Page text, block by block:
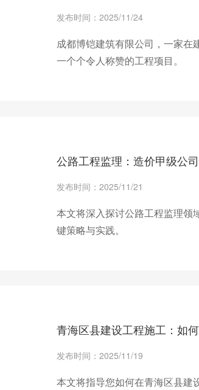
发布时间：2025/11/24
成都博铠建筑有限公司，一家在
一个个令人称赞的工程项目。
公路工程监理：造价甲级公
发布时间：2025/11/21
本文将深入探讨公路工程监理领
键策略与实践。
青海区县建设工程施工：如
发布时间：2025/11/19
本文将指导您如何在青海区县建